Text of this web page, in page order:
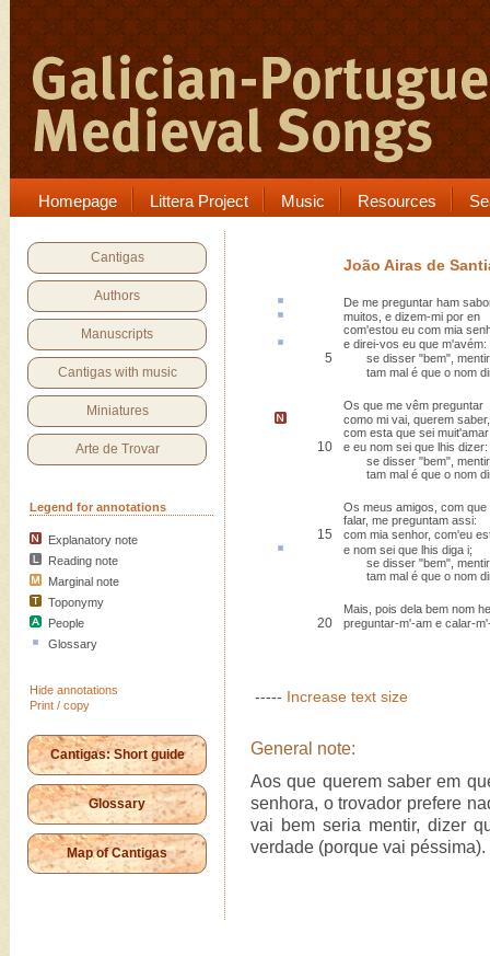
Homepage Littera Project Music Resources
Cantigas
Authors
Manuscripts
Cantigas with music
Miniatures
Arte de Trovar
Legend for annotations
Explanatory note
Reading note
Marginal note
Toponymy
People
Glossary
Hide annotations
Print / copy
Cantigas: Short guide
Glossary
Map of Cantigas
João Airas de
De me preguntar ham
muitos, e dizem-mi por en
com'estou eu com mia
e direi-vos eu que m'avém:
5
se disser "bem",
tam mal é que o nom
Os que me vêm preguntar
como mi vai , querem saber,
com esta que sei
10
e eu nom sei que lhis dizer:
se disser "bem",
tam mal é que o nom
Os meus amigos, com que
falar, me preguntam assi:
15
com mia senhor, com'eu
e nom sei que lhis diga i;
se disser "bem",
tam mal é que o nom
Mais, pois dela bem nom
20 preguntar-m'-am e calar-
----- Increase text size
General note:
Aos que querem saber em
senhora, o trovador prefere
vai bem seria mentir, dizer
verdade (porque vai péssima).